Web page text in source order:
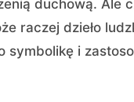
duchową. Ale
raczej dzieło
symbolikę i